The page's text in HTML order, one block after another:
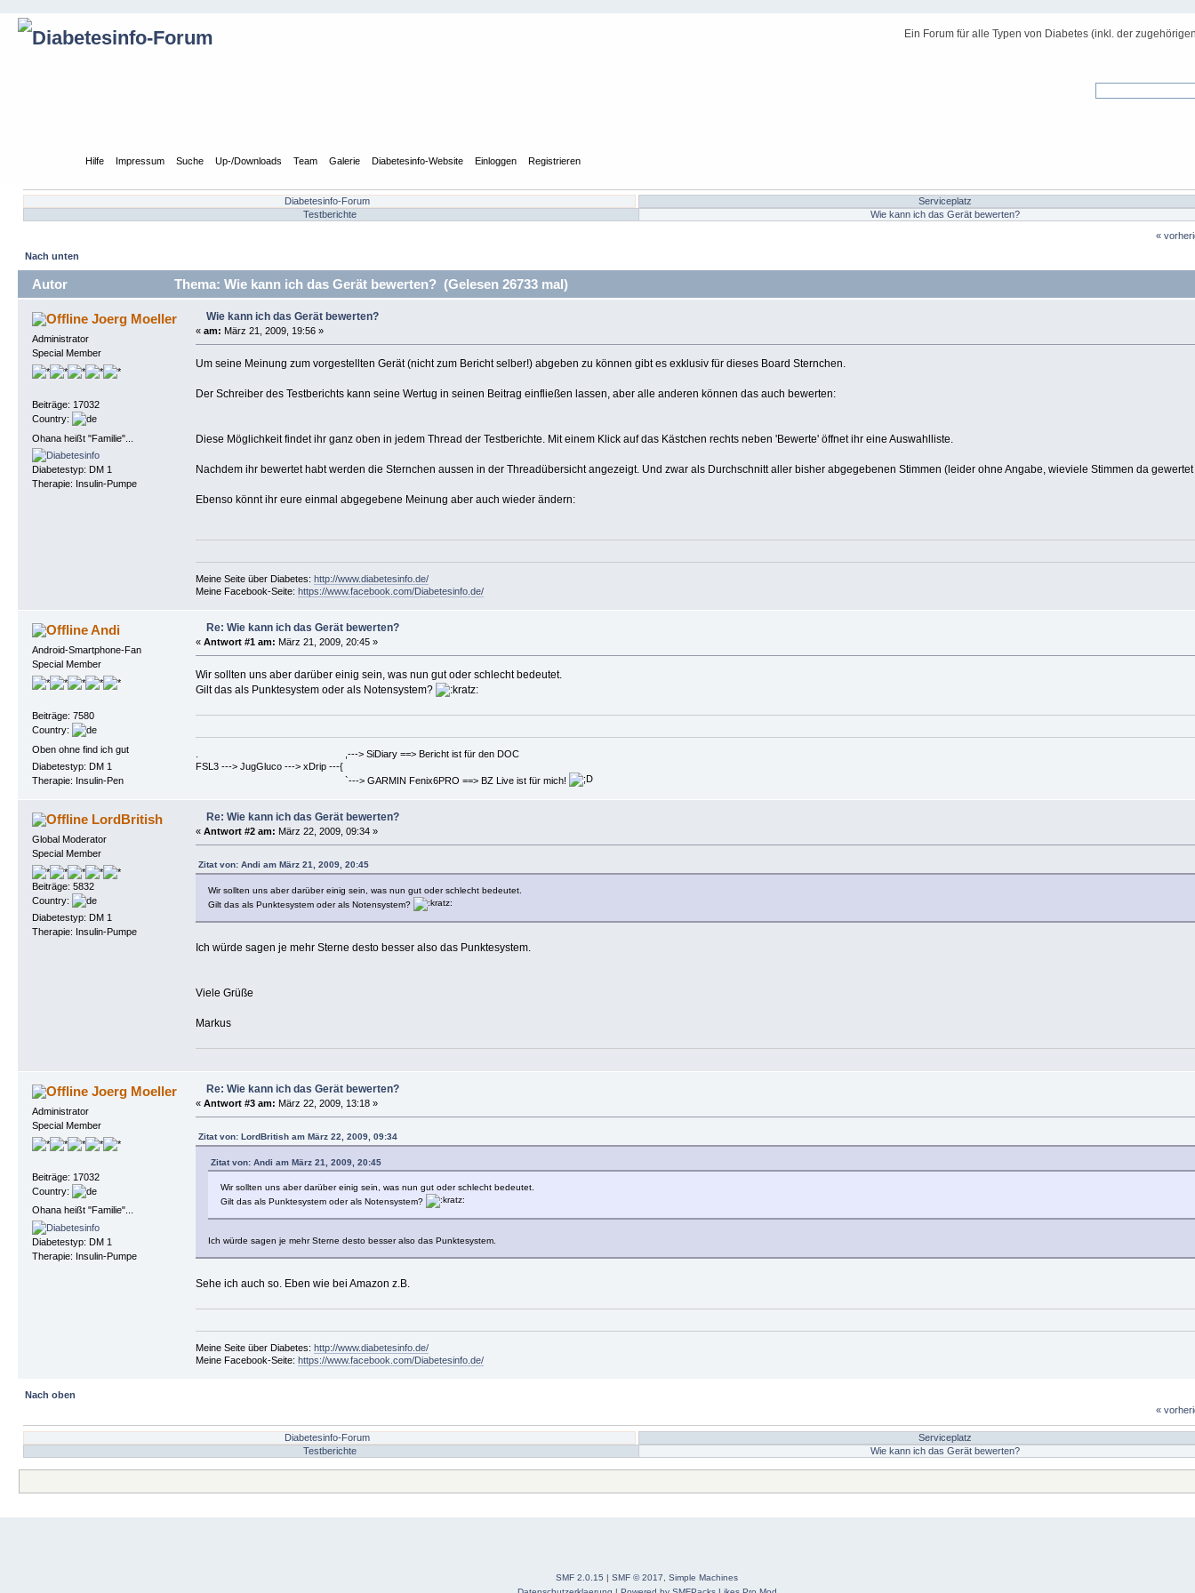
Ein Forum für alle Typen von Diabetes (inkl. der
Hilfe Impressum Suche Up-/Downloads Team Galerie Diabetesinfo-Website Einloggen Registrieren
Diabetesinfo-Forum
Serviceplatz
Testberichte
Wie kann ich das Gerät bewerten?
«
Nach unten
Autor Thema: Wie kann ich das Gerät bewerten? (Gelesen 26733 mal)
Joerg Moeller
Administrator
Special Member
Beiträge: 17032
Country:
Ohana heißt "Familie"...
Diabetestyp: DM 1
Therapie: Insulin-Pumpe
Wie kann ich das Gerät bewerten?
« am: März 21, 2009, 19:56 »
Um seine Meinung zum vorgestellten Gerät (nicht zum Bericht selber!) abgeben zu können gibt es exklusiv für dieses Board Sternchen.
Der Schreiber des Testberichts kann seine Wertug in seinen Beitrag einfließen lassen, aber alle anderen können das auch bewerten:
Diese Möglichkeit findet ihr ganz oben in jedem Thread der Testberichte. Mit einem Klick auf das Kästchen rechts neben 'Bewerte' öffnet ihr eine Auswahlliste.
Nachdem ihr bewertet habt werden die Sternchen aussen in der Threadübersicht angezeigt. Und zwar als Durchschnitt aller bisher abgegebenen Stimmen (leider ohne Angabe, wieviele Stimmen da
Ebenso könnt ihr eure einmal abgegebene Meinung aber auch wieder ändern:
Meine Seite über Diabetes: http://www.diabetesinfo.de/
Meine Facebook-Seite: https://www.facebook.com/Diabetesinfo.de/
Andi
Android-Smartphone-Fan
Special Member
Beiträge: 7580
Country:
Oben ohne find ich gut
Diabetestyp: DM 1
Therapie: Insulin-Pen
Re: Wie kann ich das Gerät bewerten?
« Antwort #1 am: März 21, 2009, 20:45 »
Wir sollten uns aber darüber einig sein, was nun gut oder schlecht bedeutet.
Gilt das als Punktesystem oder als Notensystem?
. ,---> SiDiary ==> Bericht ist für den DOC
FSL3 ---> JugGluco ---> xDrip ---{
`---> GARMIN Fenix6PRO ==> BZ Live ist für mich!
LordBritish
Global Moderator
Special Member
Beiträge: 5832
Country:
Diabetestyp: DM 1
Therapie: Insulin-Pumpe
Re: Wie kann ich das Gerät bewerten?
« Antwort #2 am: März 22, 2009, 09:34 »
Zitat von: Andi am März 21, 2009, 20:45
Wir sollten uns aber darüber einig sein, was nun gut oder schlecht bedeutet.
Gilt das als Punktesystem oder als Notensystem?
Ich würde sagen je mehr Sterne desto besser also das Punktesystem.
Viele Grüße
Markus
Joerg Moeller
Administrator
Special Member
Beiträge: 17032
Country:
Ohana heißt "Familie"...
Diabetestyp: DM 1
Therapie: Insulin-Pumpe
Re: Wie kann ich das Gerät bewerten?
« Antwort #3 am: März 22, 2009, 13:18 »
Zitat von: LordBritish am März 22, 2009, 09:34
Zitat von: Andi am März 21, 2009, 20:45
Wir sollten uns aber darüber einig sein, was nun gut oder schlecht bedeutet.
Gilt das als Punktesystem oder als Notensystem?
Ich würde sagen je mehr Sterne desto besser also das Punktesystem.
Sehe ich auch so. Eben wie bei Amazon z.B.
Meine Seite über Diabetes: http://www.diabetesinfo.de/
Meine Facebook-Seite: https://www.facebook.com/Diabetesinfo.de/
Nach oben
«
Diabetesinfo-Forum
Serviceplatz
Testberichte
Wie kann ich das Gerät bewerten?
SMF 2.0.15 | SMF © 2017
Simple Machines